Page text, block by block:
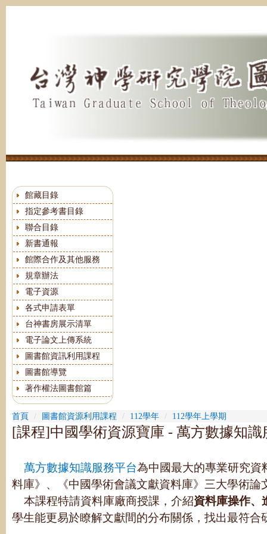
跳
館藏目錄
指定參考書目錄
聯合目錄
新書通報
館際合作及其他服務
規章辦法
電子資源
各式申請表單
台神書房展示清單
電子論文上傳系統
圖書館資訊利用課程
圖書館導覽
著作權法圖書館篇
首頁 圖書館資源利用課程 112學年 112學年上學期
[課程]中國學術資源寶庫 - 萬方數據知識
萬方數據知識服務平台為中國最大的專業研究資
料庫》、《中國學術會議文獻資料庫》三大學術
本課程特請資料庫廠商授課，介紹資料庫操作、
學生能更易於瞭解文獻間的分布關係，找出最符